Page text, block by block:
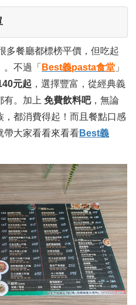
多餐廳都標榜平價，但吃起
不過「 Best義pasta食堂 」
元起 ，選擇豐富，從經典義
有。加上 免費飲料吧，無論
都消費得起！而且餐點口感
帶大家看看來看看Best義